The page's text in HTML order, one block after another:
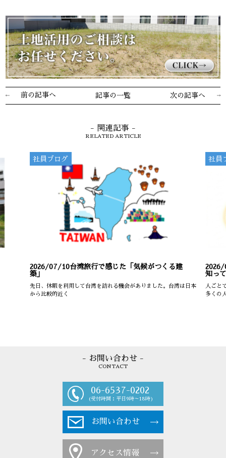
前の記事へ 記事の一覧 次の記事へ
- 関連記事 -
RELATED ARTICLE
社員ブログ
2026/07/10台湾旅行で感じた「気候がつくる建
築」
先日、休暇を利用して台湾を訪れる機会がありました。台湾は日本
から比較的近く
社員
知っ
人ごと
多くの
- お問い合わせ -
CONTACT
06-6537-0202
(受付時間：平日9時～18時)
お問い合わせ
アクセス情報